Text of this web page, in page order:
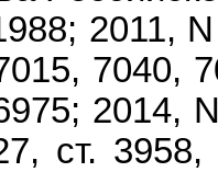
2011,
7040,
2014,
ст.